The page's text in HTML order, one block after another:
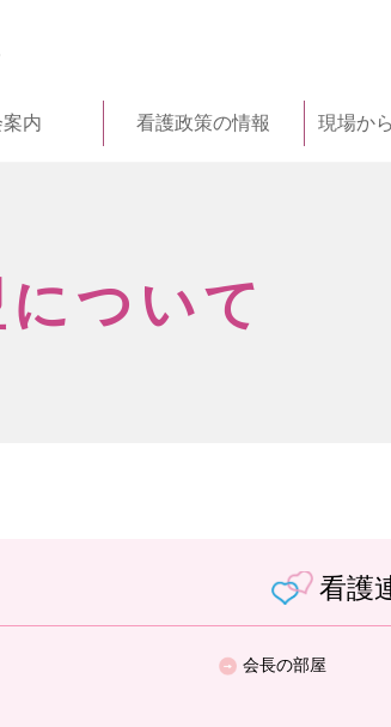
内 看護政策の情報 現場か
ついて
看護
会長の部屋